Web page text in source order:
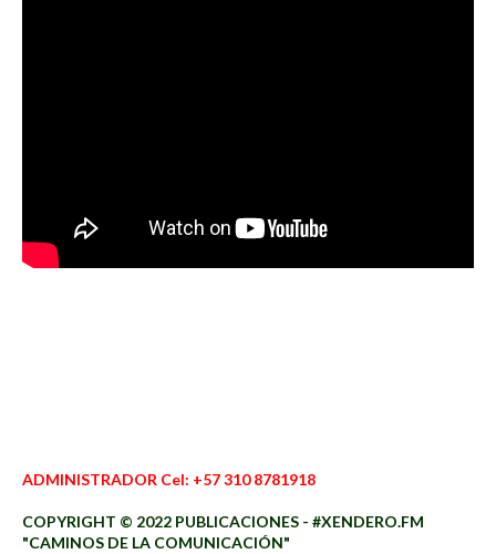
ADMINISTRADOR Cel: +57 310 8781918
COPYRIGHT © 2022 PUBLICACIONES - #XENDERO.FM
"CAMINOS DE LA COMUNICACIÓN"